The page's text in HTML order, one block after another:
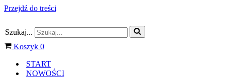
Przejdź do treści
Szukaj...
Koszyk 0
START
NOWOŚCI